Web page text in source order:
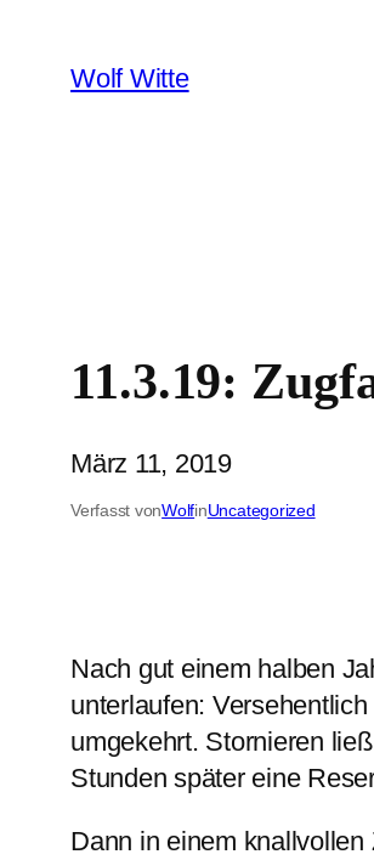
Inhalt
springen
Wolf Witte
11.3.19:
März 11, 2019
Verfasst vonWolfinUncategorized
Nach gut einem halben
unterlaufen:
umgekehrt. Stornieren
Stunden später eine
Dann in einem